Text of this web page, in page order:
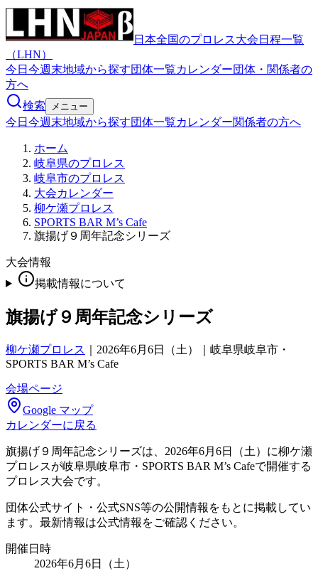
日本全国のプロレス大会日程一覧
（LHN）
今日 今週末地域から探す団体一覧カレンダー団体・関係者の
方へ
検索
メニュー
今日 今週末地域から探す団体一覧カレンダー関係者の方へ
ホーム
岐阜県のプロレス
岐阜市のプロレス
大会カレンダー
柳ケ瀬プロレス
SPORTS BAR M’s Cafe
旗揚げ９周年記念シリーズ
大会情報
掲載情報について
旗揚げ９周年記念シリーズ
柳ケ瀬プロレス
2026年6月6日（土）｜岐阜県岐阜市・
SPORTS BAR M’s Cafe
会場ページ
Google マップ
カレンダーに戻る
旗揚げ９周年記念シリーズは、2026年6月6日（土）に柳ケ瀬
プロレスが岐阜県岐阜市・SPORTS BAR M’s Cafeで開催する
プロレス大会です。
団体公式サイト・公式SNS等の公開情報をもとに掲載してい
ます。最新情報は公式情報をご確認ください。
開催日時
2026年6月6日（土）